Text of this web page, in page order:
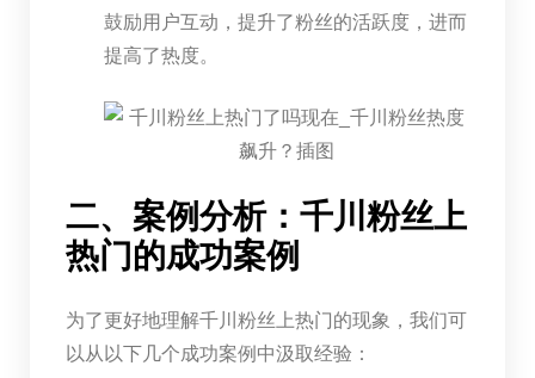
鼓励用户互动，提升了粉丝的活跃度，进而
提高了热度。
二、案例分析：千川粉丝上
热门的成功案例
为了更好地理解千川粉丝上热门的现象，我们可
以从以下几个成功案例中汲取经验：